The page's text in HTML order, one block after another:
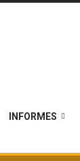
INFORMES